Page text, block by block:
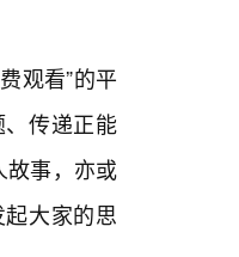
观看”的平
传递正能
故事，亦或
大家的思